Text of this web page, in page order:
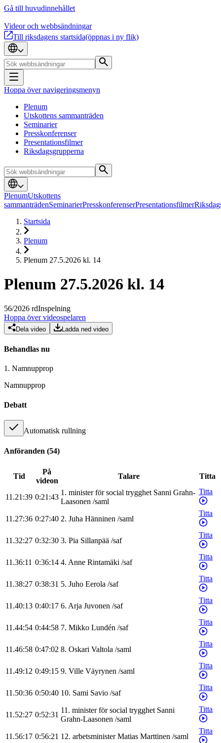
Gå till huvudinnehållet
Videor och webbsändningar
Till riksdagens startsida(öppnas i ny flik)
Hoppa över navigeringsmenyn
Plenum
Utskottens sammanträden
Seminarier
Presskonferenser
Presentationsfilmer
Riksdagsgrupperna
PlenumUtskottens
sammanträdenSeminarierPresskonferenserPresentationsfilmer
Startsida
Plenum
Plenum 27.5.2026 kl. 14
Plenum 27.5.2026 kl. 14
56/2026 rdInspelning
Hoppa över videospelaren
Dela video Ladda ned video
Behandlas nu
1. Namnupprop
Namnupprop
Debatt
Automatisk rullning
Anföranden (54)
Tid
På
videon
Talare Titta
11.21:39 0:21:43
1. minister för social trygghet Sanni Grahn-
Laasonen /saml
Titta
11.27:36 0:27:40 2. Juha Hänninen /saml
Titta
11.32:27 0:32:30 3. Pia Sillanpää /saf
Titta
11.36:11 0:36:14 4. Anne Rintamäki /saf
Titta
11.38:27 0:38:31 5. Juho Eerola /saf
Titta
11.40:13 0:40:17 6. Arja Juvonen /saf
Titta
11.44:54 0:44:58 7. Mikko Lundén /saf
Titta
11.46:58 0:47:02 8. Oskari Valtola /saml
Titta
11.49:12 0:49:15 9. Ville Väyrynen /saml
Titta
11.50:36 0:50:40 10. Sami Savio /saf
Titta
11.52:27 0:52:31
11. minister för social trygghet Sanni
Grahn-Laasonen /saml
Titta
11.56:17 0:56:21 12. arbetsminister Matias Marttinen /saml
Titta